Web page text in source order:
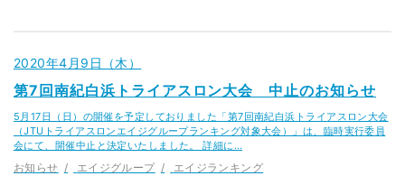
2020年4月9日（木）
第7回南紀白浜トライアスロン大会 中止のお知らせ
5月17日（日）の開催を予定しておりました「第7回南紀白浜トライアスロン大会
（JTUトライアスロンエイジグループランキング対象大会）」は、臨時実行委員
会にて、開催中止と決定いたしました。 詳細に…
お知らせ エイジグループ エイジランキング